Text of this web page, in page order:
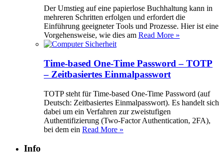
Der Umstieg auf eine papierlose Buchhaltung kann in
mehreren Schritten erfolgen und erfordert die
Einführung geeigneter Tools und Prozesse. Hier ist eine
Vorgehensweise, wie dies am Read More »
Time-based One-Time Password – TOTP
– Zeitbasiertes Einmalpasswort
TOTP steht für Time-based One-Time Password (auf
Deutsch: Zeitbasiertes Einmalpasswort). Es handelt sich
dabei um ein Verfahren zur zweistufigen
Authentifizierung (Two-Factor Authentication, 2FA),
bei dem ein Read More »
Info